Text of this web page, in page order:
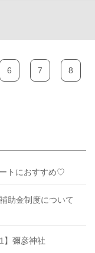
6 7 8
トにおすすめ♡
助金制度について
】彌彦神社